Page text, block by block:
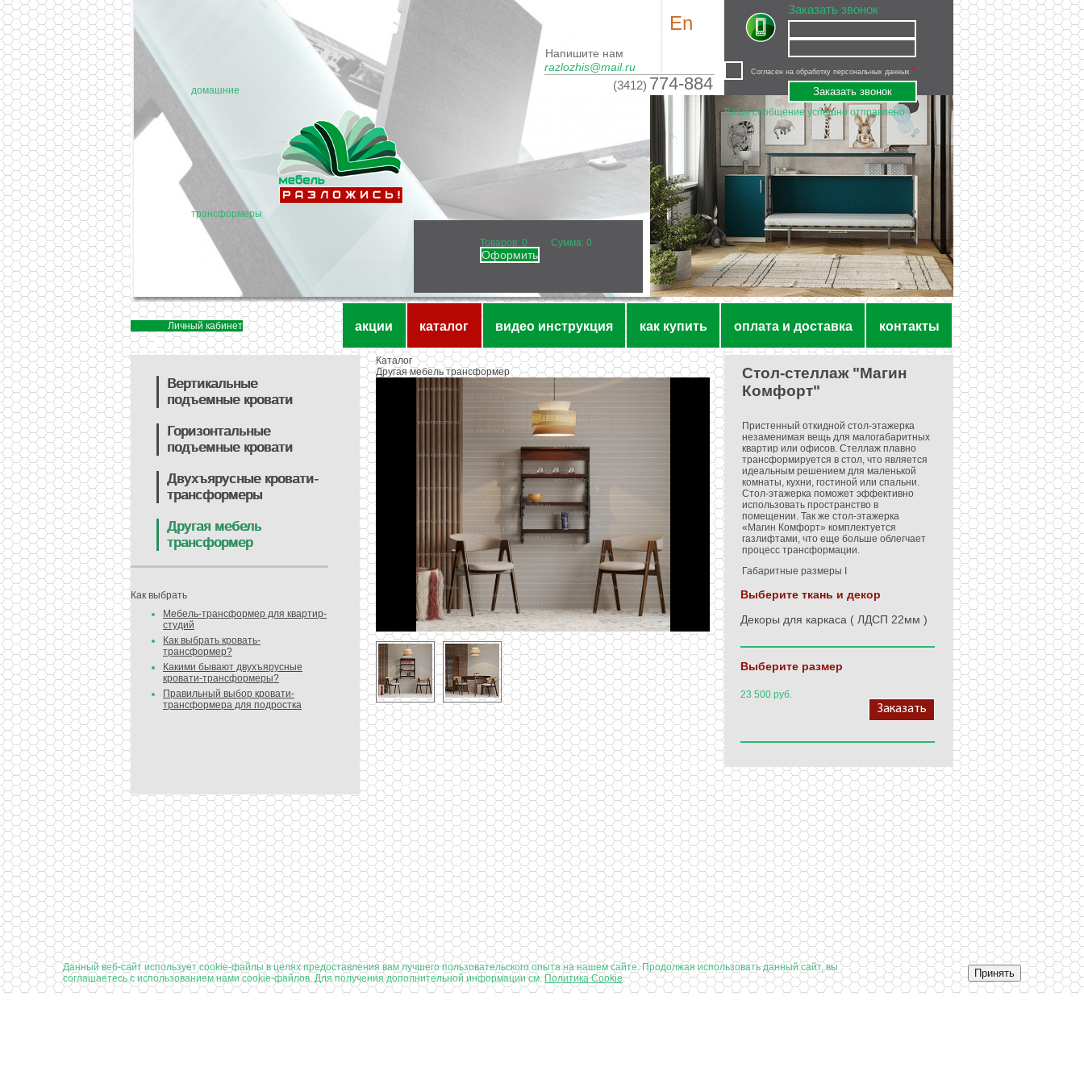
домашние
трансформеры
Заказать звонок
Согласен на обработку персональных данных *
Ваше сообщение успешно отправлено
En
Напишите нам
razlozhis@mail.ru
(3412) 774-884
Товаров: 0 Сумма: 0
Оформить
Личный кабинет акции каталог видео инструкция как купить оплата и доставка контакты
Вертикальные
подъемные кровати
Горизонтальные
подъемные кровати
Двухъярусные кровати-
трансформеры
Другая мебель
трансформер
Как выбрать
Мебель-трансформер для квартир-
студий
Как выбрать кровать-
трансформер?
Какими бывают двухъярусные
кровати-трансформеры?
Правильный выбор кровати-
трансформера для подростка
Каталог
Другая мебель трансформер
Стол-стеллаж "Магин
Комфорт"
Пристенный откидной стол-этажерка
незаменимая вещь для малогабаритных
квартир или офисов. Стеллаж плавно
трансформируется в стол, что является
идеальным решением для маленькой
комнаты, кухни, гостиной или спальни.
Стол-этажерка поможет эффективно
использовать пространство в
помещении. Так же стол-этажерка
«Магин Комфорт» комплектуется
газлифтами, что еще больше облегчает
процесс трансформации.
Габаритные размеры I
Выберите ткань и декор
Декоры для каркаса ( ЛДСП 22мм )
Выберите размер
23 500 руб.
Заказать
Данный веб-сайт использует cookie-файлы в целях предоставления вам лучшего пользовательского опыта на нашем сайте. Продолжая использовать данный сайт, вы
соглашаетесь с использованием нами cookie-файлов. Для получения дополнительной информации см.Политика Cookie. Принять